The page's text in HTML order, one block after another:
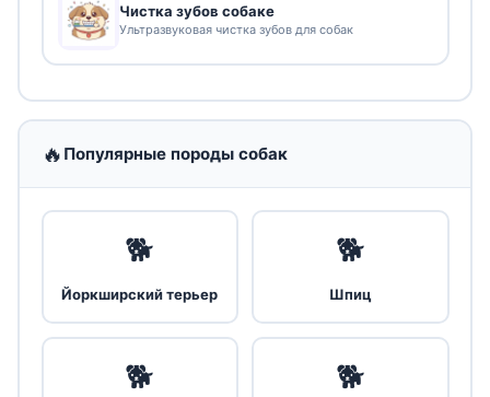
Чистка зубов собаке
Ультразвуковая чистка зубов для собак
🔥 Популярные породы собак
🐕
Йоркширский терьер
🐕
Шпиц
🐕 🐕